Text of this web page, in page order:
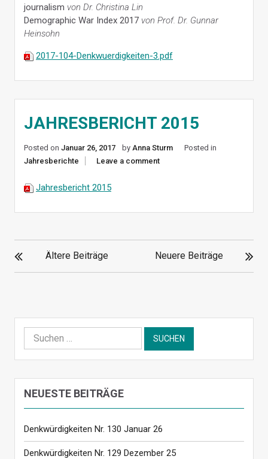
journalism von Dr. Christina Lin
Demographic War Index 2017von Prof. Dr. Gunnar
Heinsohn
2017-104-Denkwuerdigkeiten-3.pdf
JAHRESBERICHT 2015
Posted on Januar 26, 2017 by Anna Sturm
Posted in
Jahresberichte
Leave a comment
Jahresbericht 2015
BEITRAGSNAVIGATION
Ältere Beiträge Neuere Beiträge
Suchen
nach:
NEUESTE BEITRÄGE
Denkwürdigkeiten Nr. 130 Januar 26
Denkwürdigkeiten Nr. 129 Dezember 25